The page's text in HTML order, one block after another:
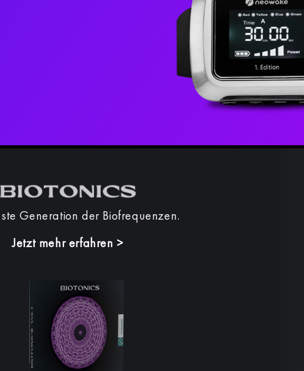
Generation der Biofrequenzen.
Jetzt mehr erfahren >